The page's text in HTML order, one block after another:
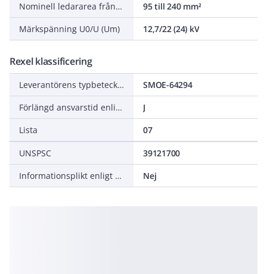
Nominell ledararea från/till
95 till 240 mm²
Märkspänning U0/U (Um)
12,7/22 (24) kV
Rexel klassificering
Leverantörens typbeteckning
SMOE-64294
Förlängd ansvarstid enligt ALEM-09
J
Lista
07
UNSPSC
39121700
Informationsplikt enligt REACH
Nej